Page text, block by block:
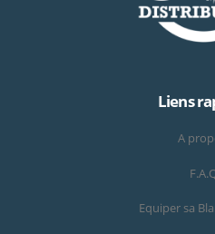
Liens
A
Equiper sa